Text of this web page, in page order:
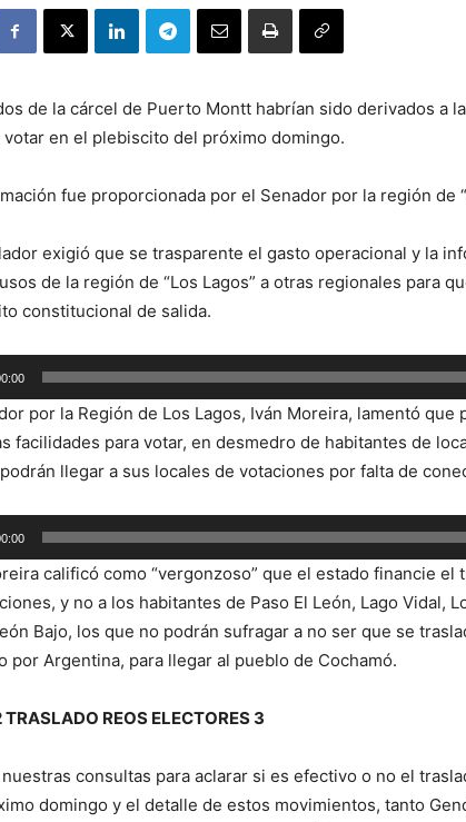
de la cárcel de Puerto Montt habrían sido derivados a
votar en el plebiscito del próximo domingo.
fue proporcionada por el Senador por la región de
exigió que se trasparente el gasto operacional y la
de la región de “Los Lagos” a otras regionales para
constitucional de salida.
por la Región de Los Lagos, Iván Moreira, lamentó
facilidades para votar, en desmedro de habitantes de
llegar a sus locales de votaciones por falta de
calificó como “vergonzoso” que el estado financie el
y no a los habitantes de Paso El León, Lago Vidal,
Bajo, los que no podrán sufragar a no ser que se
por Argentina, para llegar al pueblo de Cochamó.
REOS ELECTORES 3
nuestras consultas para aclarar si es efectivo o no el
domingo y el detalle de estos movimientos, tanto